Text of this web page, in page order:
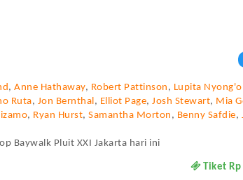
,Anne Hathaway, Robert Pattinson , Lupita Nyong'o
Ruta, Jon Bernthal, Elliot Page,Josh Stewart, Mia
, Ryan Hurst,Samantha Morton , Benny Safdie,
Baywalk Pluit XXI Jakarta hari ini
Tiket